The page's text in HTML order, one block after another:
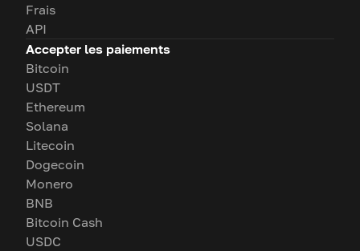
Frais
API
Accepter les paiements
Bitcoin
USDT
Ethereum
Solana
Litecoin
Dogecoin
Monero
BNB
Bitcoin Cash
USDC